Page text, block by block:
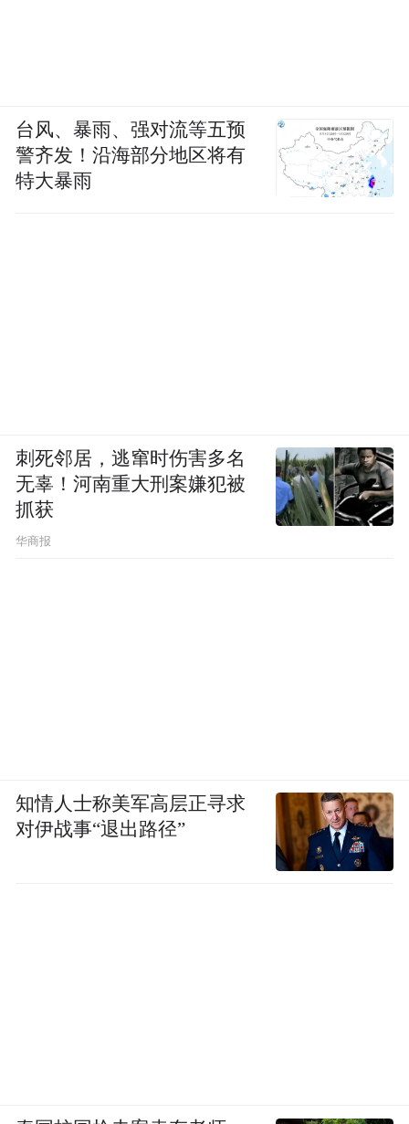
台风、暴雨、强对流等五预
警齐发！沿海部分地区将有
特大暴雨
刺死邻居，逃窜时伤害多名
无辜！河南重大刑案嫌犯被
抓获
华商报
知情人士称美军高层正寻求
对伊战事“退出路径”